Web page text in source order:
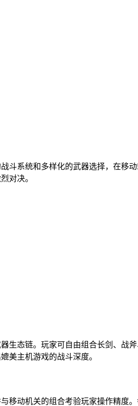
斗系统和多样化的武器选择，在
对决。
生态链。玩家可自由组合长剑、战
美主机游戏的战斗深度。
移动机关的组合考验玩家操作精度